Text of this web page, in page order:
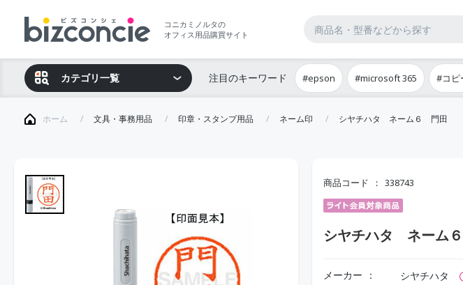
コニカミノルタの
オフィス用品購買サイト
カテゴリ一覧 注目のキーワード #epson #microsoft 365 #コピ
ホーム 文具・事務用品 印章・スタンプ用品 ネーム印 シヤチハタ ネーム６ 門田
商品コード 338743
シヤチハタ ネーム
メーカー シヤチハタ